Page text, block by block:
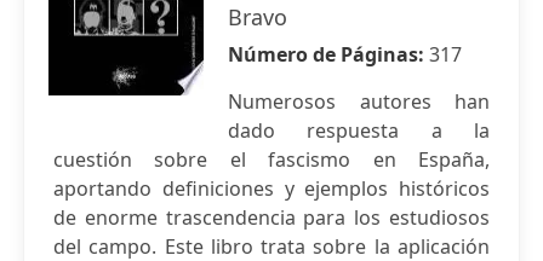
Bravo
Número de Páginas: 317
Numerosos autores han
dado respuesta a la
cuestión sobre el fascismo en España,
aportando definiciones y ejemplos históricos
de enorme trascendencia para los estudiosos
del campo. Este libro trata sobre la aplicación